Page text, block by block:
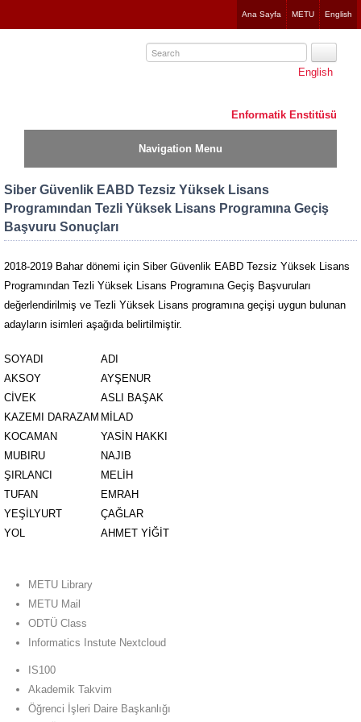
to
Ana Sayfa METU English
Enformatik Enstitüsü
Navigation Menu
Siber Güvenlik EABD Tezsiz Yüksek Lisans
Programından Tezli Yüksek Lisans Programına Geçiş
Başvuru Sonuçları
English
2018-2019 Bahar dönemi için Siber Güvenlik EABD Tezsiz Yüksek Lisans
Programından Tezli Yüksek Lisans Programına Geçiş Başvuruları
değerlendirilmiş ve Tezli Yüksek Lisans programına geçişi uygun bulunan
adayların isimleri aşağıda belirtilmiştir.
SOYADI
ADI
AKSOY
AYŞENUR
CİVEK
ASLI BAŞAK
KAZEMI DARAZAM MİLAD
KOCAMAN
YASİN HAKKI
MUBIRU
NAJIB
ŞIRLANCI
MELİH
TUFAN
EMRAH
YEŞİLYURT
ÇAĞLAR
YOL
AHMET YİĞİT
METU Library
METU Mail
ODTÜ Class
Informatics Instute Nextcloud
IS100
Akademik Takvim
Öğrenci İşleri Daire Başkanlığı